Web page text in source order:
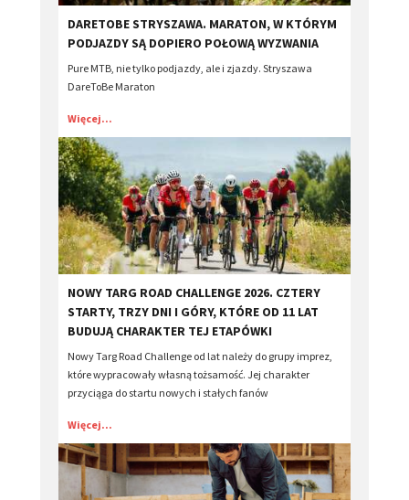
​DARETOBE STRYSZAWA. MARATON, W KTÓRYM
PODJAZDY SĄ DOPIERO POŁOWĄ WYZWANIA
Pure MTB, nie tylko podjazdy, ale i zjazdy. Stryszawa
DareToBe Maraton
Więcej...
​NOWY TARG ROAD CHALLENGE 2026. CZTERY
STARTY, TRZY DNI I GÓRY, KTÓRE OD 11 LAT
BUDUJĄ CHARAKTER TEJ ETAPÓWKI
Nowy Targ Road Challenge od lat należy do grupy imprez,
które wypracowały własną tożsamość. Jej charakter
przyciąga do startu nowych i stałych fanów
Więcej...